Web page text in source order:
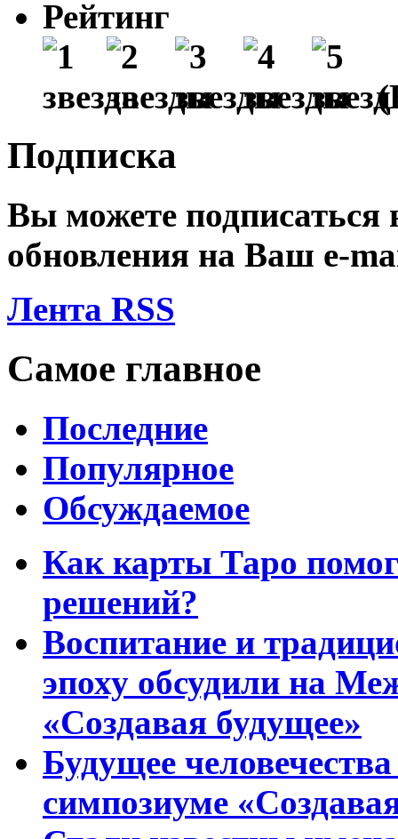
Рейтинг
Подписка
Вы можете подписаться
обновления на Ваш e-
Лента RSS
Самое главное
Последние
Популярное
Обсуждаемое
Как карты Таро
решений?
Воспитание и
эпоху обсудили на
«Создавая будущее»
Будущее
симпозиуме